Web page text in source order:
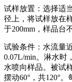
试样放置：选择适
径上，将试样放在
于200mm，样品台
试验条件：水流量
0.07L/min。淋水时
水喷向样品。被试
摆动60°，共120°。